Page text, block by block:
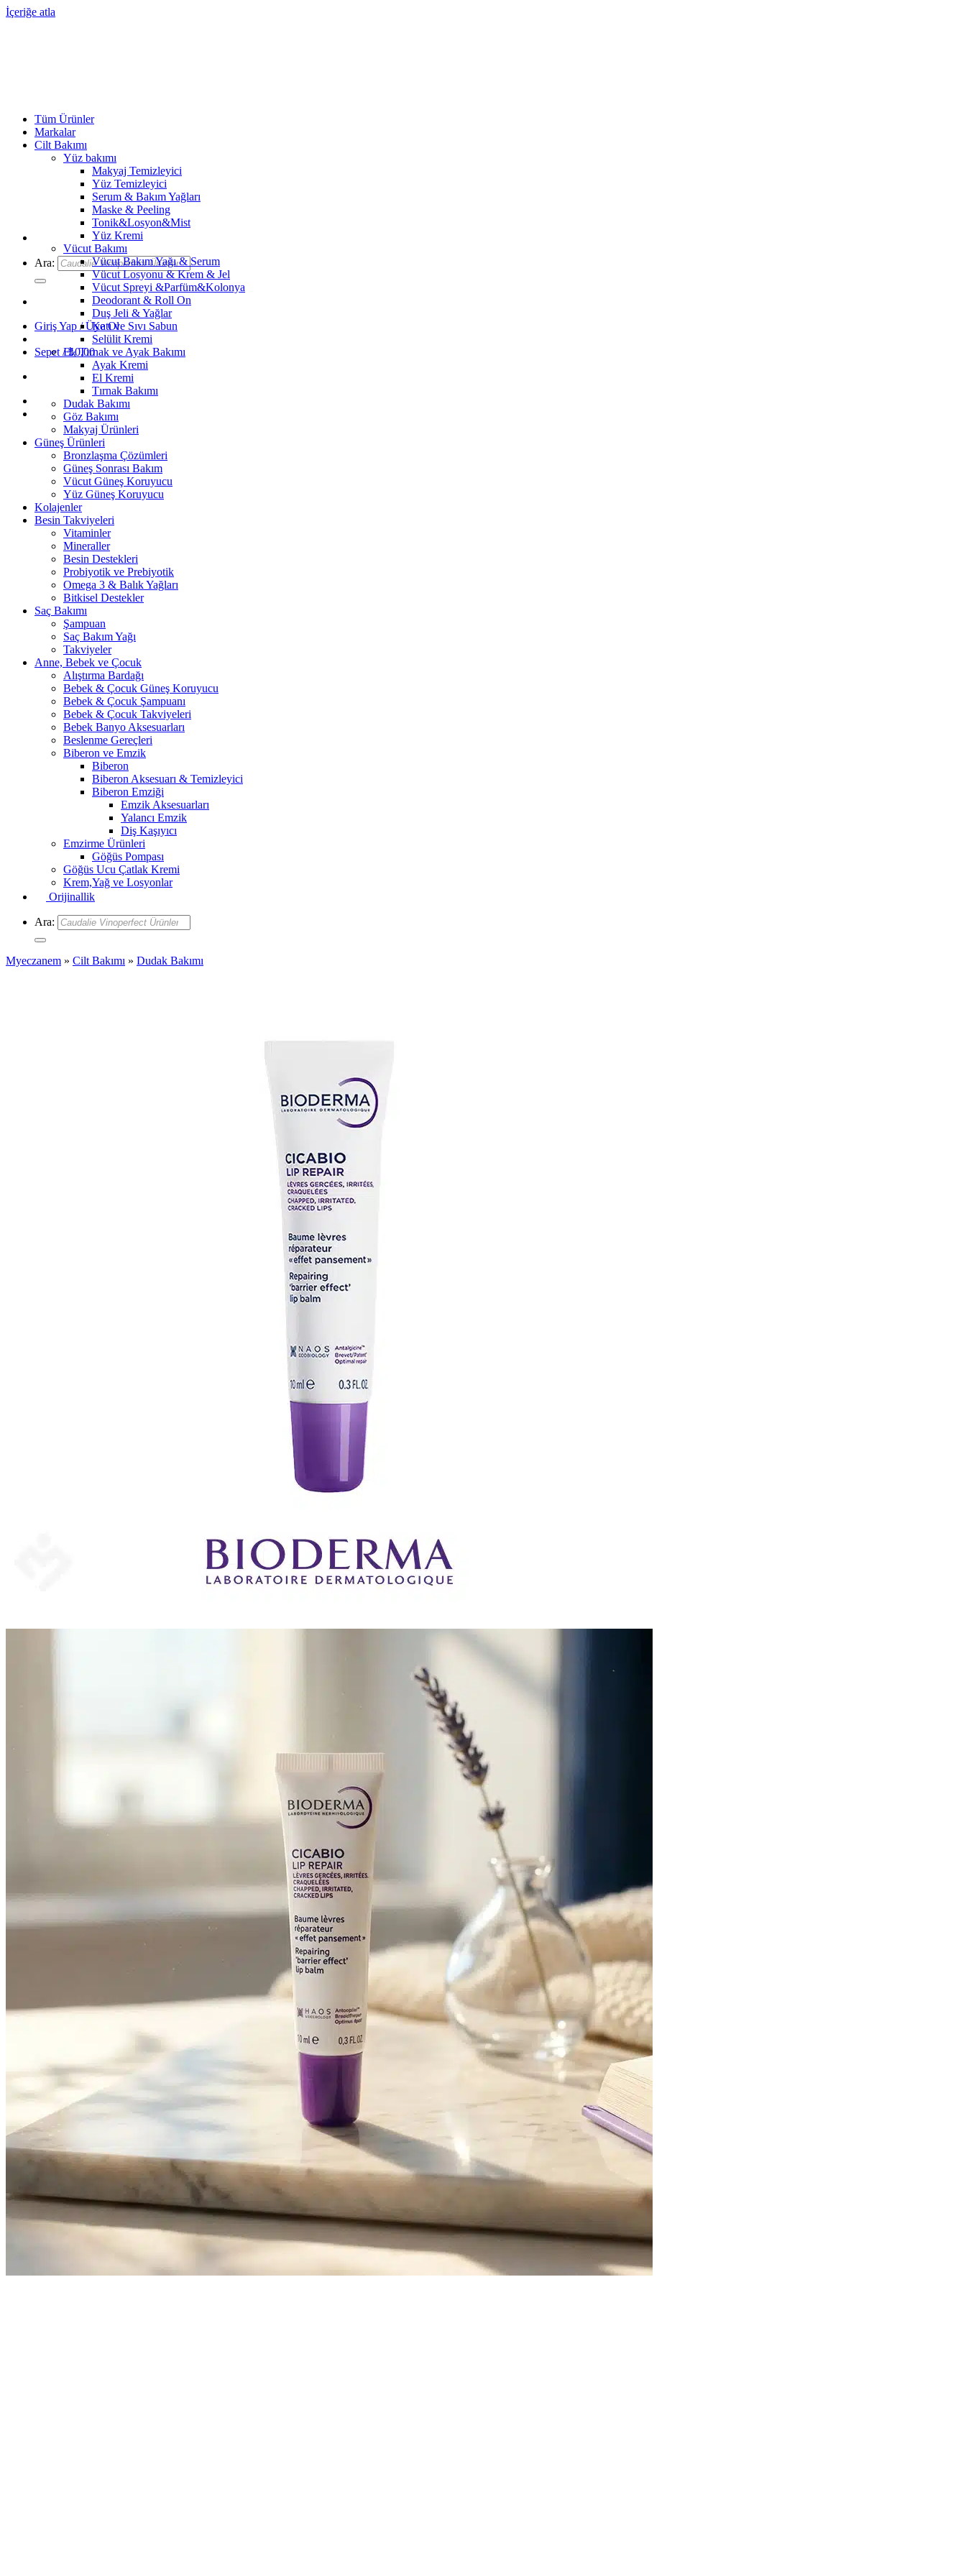
İçeriğe atla
Ara:
Giriş Yap / Üye Ol
Sepet /₺0,00
Tüm Ürünler
Markalar
Cilt Bakımı
Yüz bakımı
Makyaj Temizleyici
Yüz Temizleyici
Serum & Bakım Yağları
Maske & Peeling
Tonik&Losyon&Mist
Yüz Kremi
Vücut Bakımı
Vücut Bakım Yağı & Serum
Vücut Losyonu & Krem & Jel
Vücut Spreyi &Parfüm&Kolonya
Deodorant & Roll On
Duş Jeli & Yağlar
Katı ve Sıvı Sabun
Selülit Kremi
El, Tırnak ve Ayak Bakımı
Ayak Kremi
El Kremi
Tırnak Bakımı
Dudak Bakımı
Göz Bakımı
Makyaj Ürünleri
Güneş Ürünleri
Bronzlaşma Çözümleri
Güneş Sonrası Bakım
Vücut Güneş Koruyucu
Yüz Güneş Koruyucu
Kolajenler
Besin Takviyeleri
Vitaminler
Mineraller
Besin Destekleri
Probiyotik ve Prebiyotik
Omega 3 & Balık Yağları
Bitkisel Destekler
Saç Bakımı
Şampuan
Saç Bakım Yağı
Takviyeler
Anne, Bebek ve Çocuk
Alıştırma Bardağı
Bebek & Çocuk Güneş Koruyucu
Bebek & Çocuk Şampuanı
Bebek & Çocuk Takviyeleri
Bebek Banyo Aksesuarları
Beslenme Gereçleri
Biberon ve Emzik
Biberon
Biberon Aksesuarı & Temizleyici
Biberon Emziği
Emzik Aksesuarları
Yalancı Emzik
Diş Kaşıyıcı
Emzirme Ürünleri
Göğüs Pompası
Göğüs Ucu Çatlak Kremi
Krem,Yağ ve Losyonlar
Orijinallik
Ara:
Myeczanem » Cilt Bakımı » Dudak Bakımı